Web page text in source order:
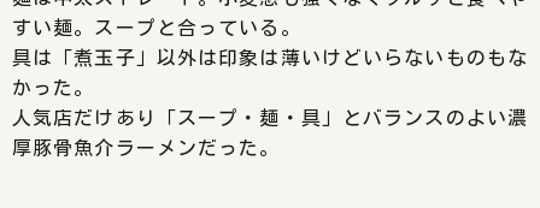
すい麺。スープと合っている。
具は「煮玉子」以外は印象は薄いけどいらないものもな
かった。
人気店だけあり「スープ・麺・具」とバランスのよい濃
厚豚骨魚介ラーメンだった。